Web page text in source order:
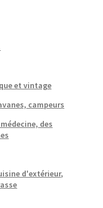
et vintage
campeurs
des
d'extérieur,